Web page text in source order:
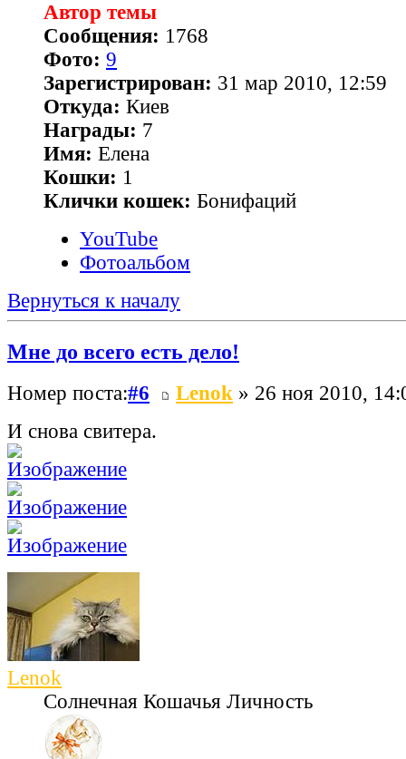
Автор темы
Сообщения: 1768
Фото: 9
Зарегистрирован: 31 мар 2010, 12:59
Откуда: Киев
Награды: 7
Имя: Елена
Кошки: 1
Клички кошек: Бонифаций
YouTube
Фотоальбом
Вернуться к началу
Мне до всего есть дело!
Номер поста:#6 Lenok » 26 ноя 2010,
И снова свитера.
Lenok
Солнечная Кошачья Личность